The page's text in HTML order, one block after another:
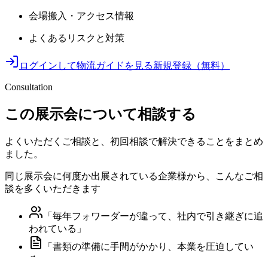
会場搬入・アクセス情報
よくあるリスクと対策
ログインして物流ガイドを見る新規登録（無料）
Consultation
この展示会について相談する
よくいただくご相談と、初回相談で解決できることをまとめ
ました。
同じ展示会に何度か出展されている企業様から、こんなご相
談を多くいただきます
「 毎年フォワーダーが違って、社内で引き継ぎに追
われている 」
「 書類の準備に手間がかかり、本業を圧迫してい